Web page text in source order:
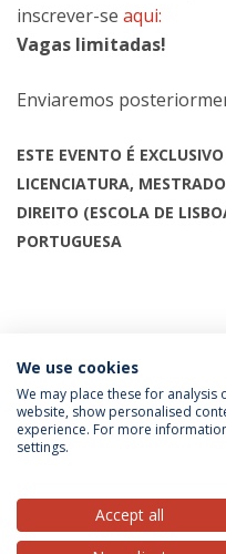
inscrever-se aqui:
Vagas limitadas!
Enviaremos
ESTE EVENTO É
LICENCIATURA,
DIREITO (ESCOLA DE
PORTUGUESA
Career Office
Career Office
Law
LL.M.s Master's of Laws
Privacy Policy
We use cookies
We may place these for
website, show personalised
experience. For more
settings.
Accept all